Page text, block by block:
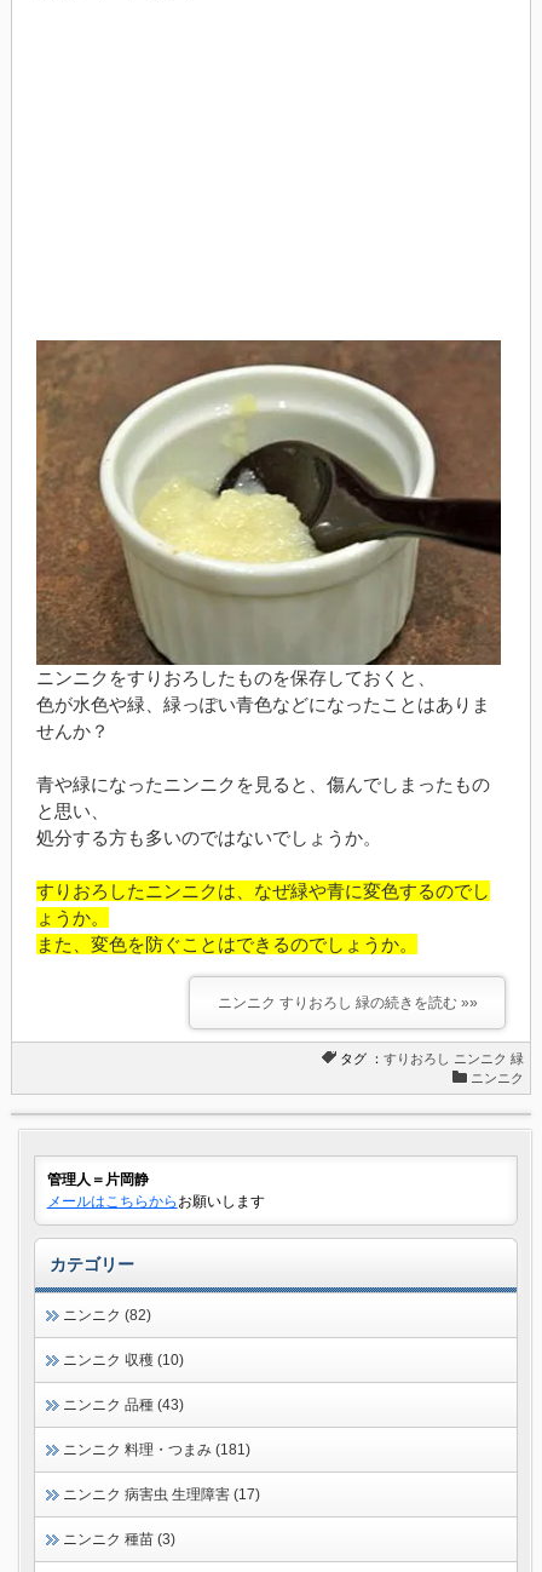
ニンニクをすりおろしたものを保存しておくと、
色が水色や緑、緑っぽい青色などになったことはありま
せんか？
青や緑になったニンニクを見ると、傷んでしまったもの
と思い、
処分する方も多いのではないでしょうか。
すりおろしたニンニクは、なぜ緑や青に変色するのでし
ょうか。
また、変色を防ぐことはできるのでしょうか。
ニンニク すりおろし 緑の続きを読む »»
タグ ：すりおろし ニンニク 緑
ニンニク
管理人＝片岡静
メールはこちらから お願いします
カテゴリー
ニンニク (82)
ニンニク 収穫 (10)
ニンニク 品種 (43)
ニンニク 料理・つまみ (181)
ニンニク 病害虫 生理障害 (17)
ニンニク 種苗 (3)